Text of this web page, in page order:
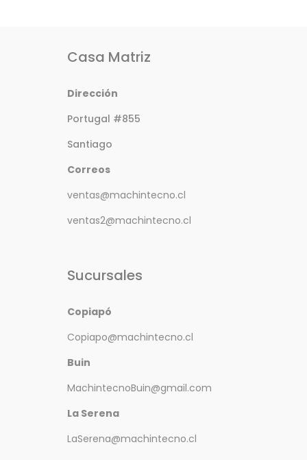
Casa Matriz
Dirección
Portugal #855
Santiago
Correos
ventas@machintecno.cl
ventas2@machintecno.cl
Sucursales
Copiapó
Copiapo@machintecno.cl
Buin
MachintecnoBuin@gmail.com
La Serena
LaSerena@machintecno.cl